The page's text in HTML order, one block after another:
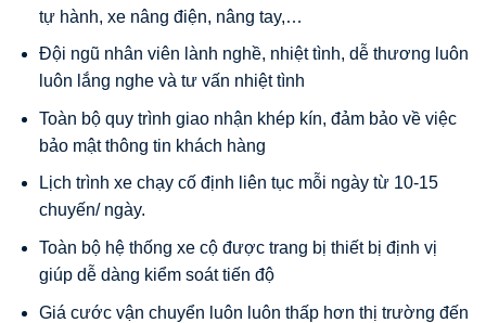
tự hành, xe nâng điện, nâng tay,…
Đội ngũ nhân viên lành nghề, nhiệt tình, dễ thương luôn
luôn lắng nghe và tư vấn nhiệt tình
Toàn bộ quy trình giao nhận khép kín, đảm bảo về việc
bảo mật thông tin khách hàng
Lịch trình xe chạy cố định liên tục mỗi ngày từ 10-15
chuyến/ ngày.
Toàn bộ hệ thống xe cộ được trang bị thiết bị định vị
giúp dễ dàng kiểm soát tiến độ
Giá cước vận chuyển luôn luôn thấp hơn thị trường đến